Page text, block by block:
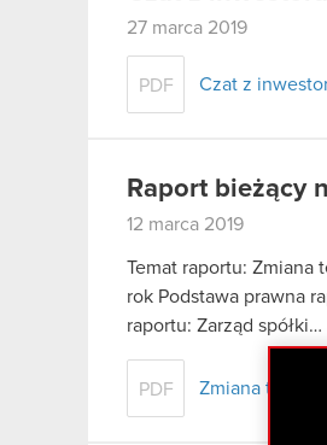
27 marca 2019
PDF Czat z
Raport bieżący
12 marca 2019
Temat raportu: Zmiana
rok Podstawa prawna
raportu: Zarząd spółki…
PDF Zmiana